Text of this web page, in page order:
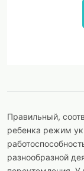
Правильный,
ребенка режим
разнообразной